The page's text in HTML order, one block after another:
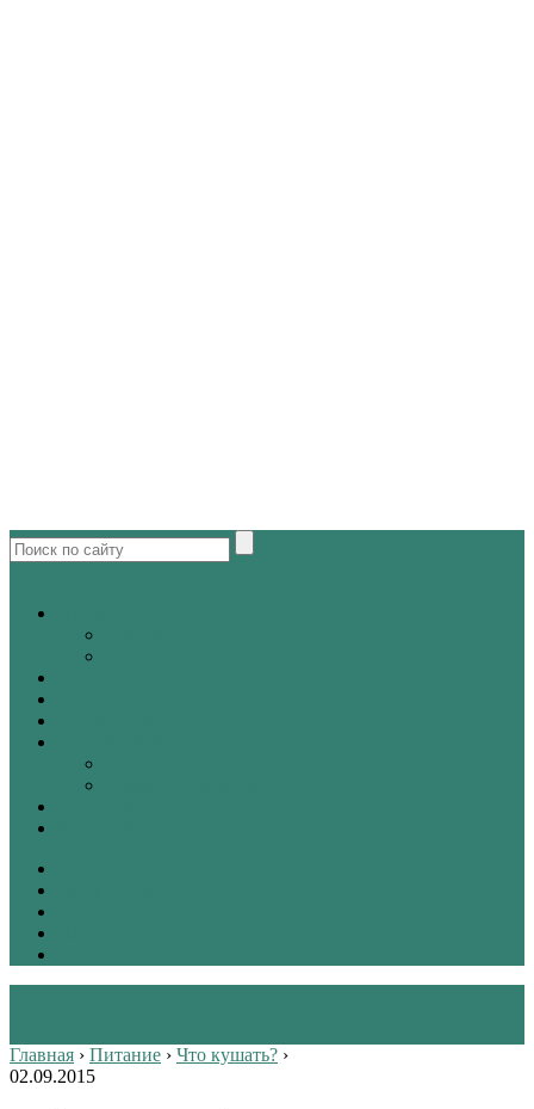
Главная › Питание › Что кушать? ›
02.09.2015